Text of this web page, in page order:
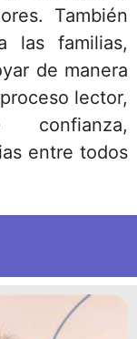
También
las familias,
de manera
lector,
confianza,
entre todos